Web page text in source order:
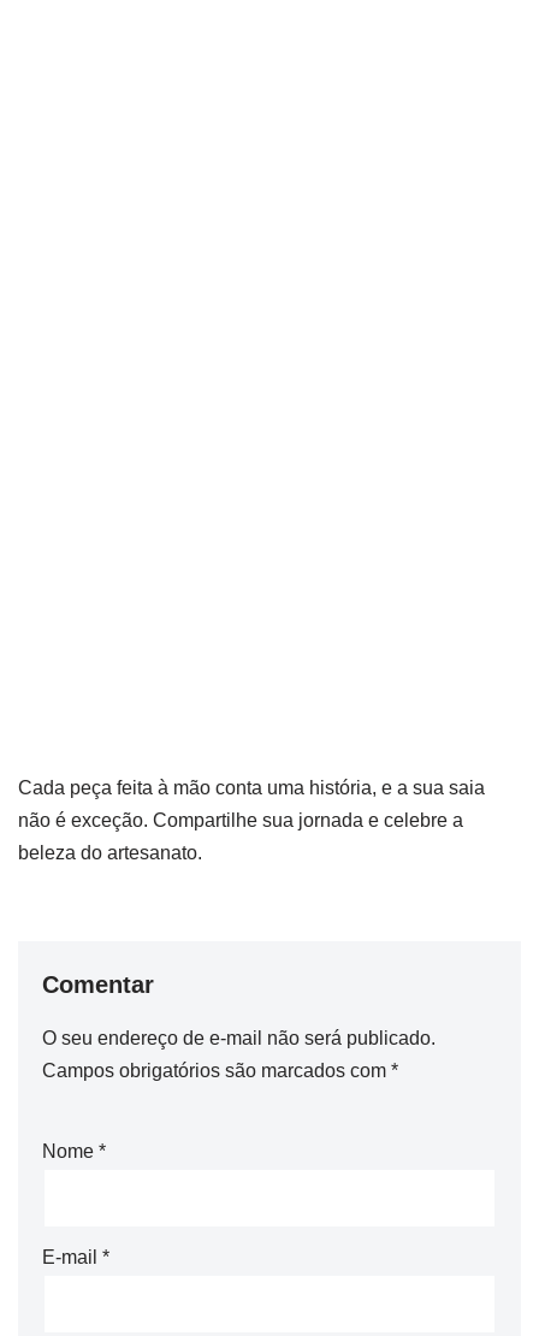
Cada peça feita à mão conta uma história, e a sua saia
não é exceção. Compartilhe sua jornada e celebre a
beleza do artesanato.
Comentar
O seu endereço de e-mail não será publicado.
Campos obrigatórios são marcados com *
Nome *
E-mail *